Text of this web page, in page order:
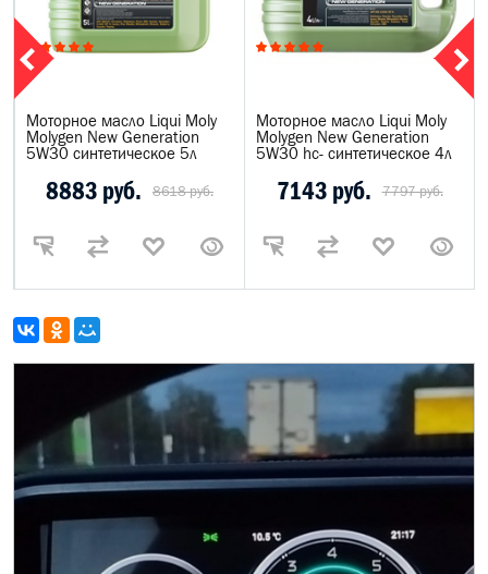
Моторное масло Liqui Moly
Molygen New Generation
5W30 синтетическое 5л
8883 руб. 8618 руб.
Моторное масло Liqui Moly
Molygen New Generation
5W30 hc- синтетическое 4л
7143 руб. 7797 руб.